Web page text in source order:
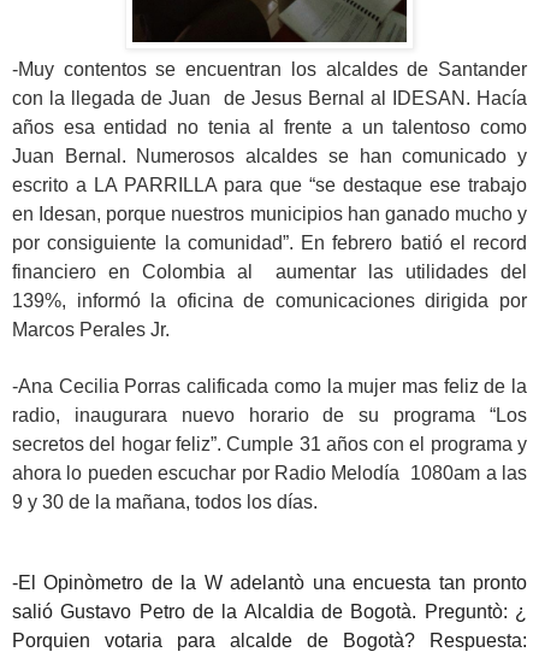
-Muy contentos se encuentran los alcaldes de Santander
con la llegada de Juan de Jesus Bernal al IDESAN. Hacía
años esa entidad no tenia al frente a un talentoso como
Juan Bernal. Numerosos alcaldes se han comunicado y
escrito a LA PARRILLA para que “se destaque ese trabajo
en Idesan, porque nuestros municipios han ganado mucho y
por consiguiente la comunidad”. En febrero batió el record
financiero en Colombia al aumentar las utilidades del
139%, informó la oficina de comunicaciones dirigida por
Marcos Perales Jr.
-Ana Cecilia Porras calificada como la mujer mas feliz de la
radio, inaugurara nuevo horario de su programa “Los
secretos del hogar feliz”. Cumple 31 años con el programa y
ahora lo pueden escuchar por Radio Melodía 1080am a las
9 y 30 de la mañana, todos los días.
-El Opinòmetro de la W adelantò una encuesta tan pronto
salió Gustavo Petro de la Alcaldia de Bogotà. Preguntò: ¿
Porquien votaria para alcalde de Bogotà? Respuesta: